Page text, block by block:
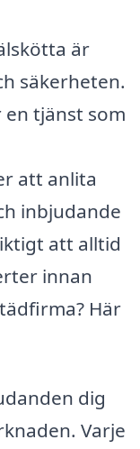
är
säkerheten.
tjänst som
att anlita
inbjudande
att alltid
innan
Här
dig
Varje